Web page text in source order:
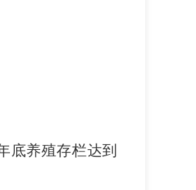
底养殖存栏达到